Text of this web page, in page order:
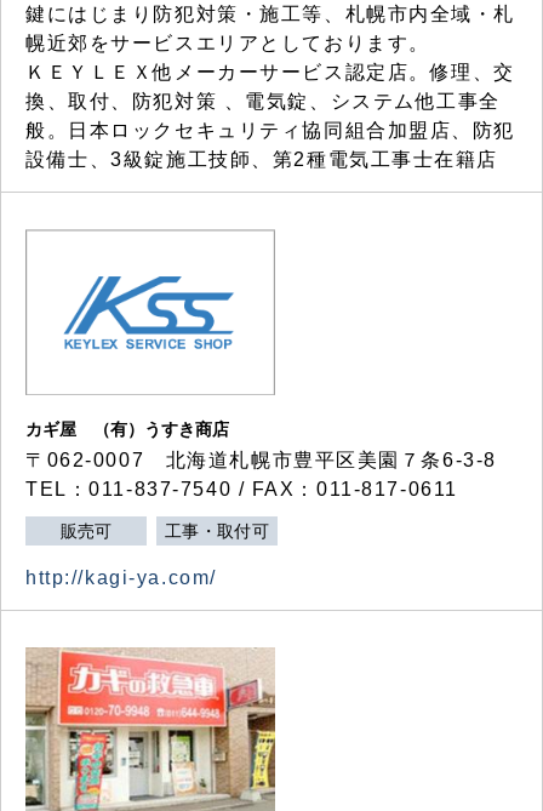
鍵にはじまり防犯対策・施工等、札幌市内全域・札
幌近郊をサービスエリアとしております。
ＫＥＹＬＥＸ他メーカーサービス認定店。修理、交
換、取付、防犯対策 、電気錠、システム他工事全
般。日本ロックセキュリティ協同組合加盟店、防犯
設備士、3級錠施工技師、第2種電気工事士在籍店
カギ屋 （有）うすき商店
〒062-0007 北海道札幌市豊平区美園７条6-3-8
TEL：011-837-7540 / FAX：011-817-0611
販売可 工事・取付可
http://kagi-ya.com/